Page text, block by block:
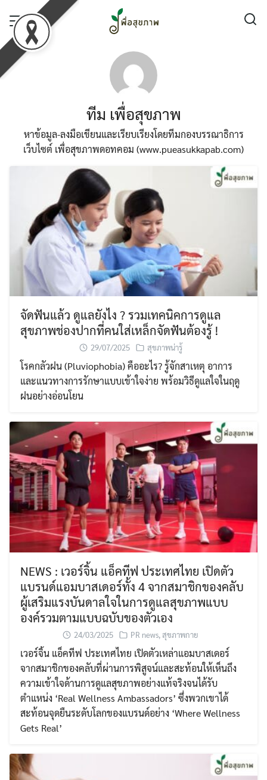
content
ทีม เพื่อสุขภาพ
หาข้อมูล-ลงมือเขียนและเรียบเรียงโดยทีมกองบรรณาธิการ
เว็บไซต์ เพื่อสุขภาพดอทคอม (www.pueasukkapab.com)
จัดฟันแล้ว ดูแลยังไง ? รวมเทคนิคการดูแล
สุขภาพช่องปากที่คนใส่เหล็กจัดฟันต้องรู้ !
29/07/2025 สุขภาพน่ารู้
โรคกลัวฝน (Pluviophobia) คืออะไร? รู้จักสาเหตุ อาการ
และแนวทางการรักษาแบบเข้าใจง่าย พร้อมวิธีดูแลใจในฤดู
ฝนอย่างอ่อนโยน
NEWS : เวอร์จิ้น แอ็คทีฟ ประเทศไทย เปิดตัว
แบรนด์แอมบาสเดอร์ทั้ง 4 จากสมาชิกของคลับ
ผู้เสริมแรงบันดาลใจในการดูแลสุขภาพแบบ
องค์รวมตามแบบฉบับของตัวเอง
24/03/2025 PR news,สุขภาพกาย
เวอร์จิ้น แอ็คทีฟ ประเทศไทย เปิดตัวเหล่าแอมบาสเดอร์
จากสมาชิกของคลับที่ผ่านการพิสูจน์และสะท้อนให้เห็นถึง
ความเข้าใจด้านการดูแลสุขภาพอย่างแท้จริงจนได้รับ
ตำแหน่ง ‘Real Wellness Ambassadors’ ซึ่งพวกเขาได้
สะท้อนจุดยืนระดับโลกของแบรนด์อย่าง ‘Where Wellness
Gets Real’